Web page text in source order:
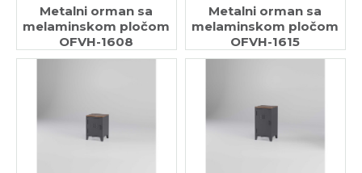
Metalni orman sa
melaminskom pločom
OFVH-1608
Metalni orman sa
melaminskom pločom
OFVH-1615